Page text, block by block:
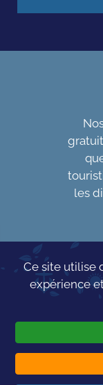
les
Ce site utilise
expérience